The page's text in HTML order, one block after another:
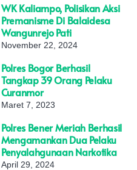
WK Kaliampo, Polisikan Aksi
Premanisme Di Balaidesa
Wangunrejo Pati
November 22, 2024
Polres Bogor Berhasil
Tangkap 39 Orang Pelaku
Curanmor
Maret 7, 2023
Polres Bener Meriah Berhasil
Mengamankan Dua Pelaku
Penyalahgunaan Narkotika
April 29, 2024